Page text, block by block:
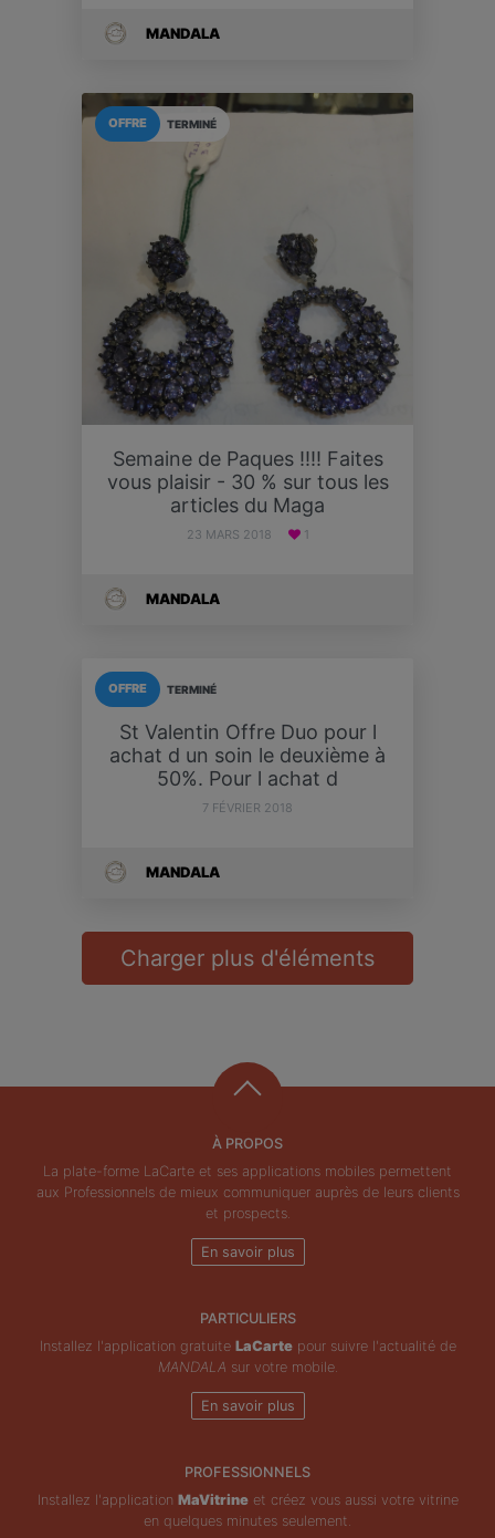
MANDALA
TERMINÉ
OFFRE
Semaine de Paques !!!! Faites
vous plaisir - 30 % sur tous les
articles du Maga
23 MARS 2018 1
MANDALA
TERMINÉ
OFFRE
St Valentin Offre Duo pour l
achat d un soin le deuxième à
50%. Pour l achat d
7 FÉVRIER 2018
MANDALA
Charger plus d'éléments
À PROPOS
La plate-forme LaCarte et ses applications mobiles permettent
aux Professionnels de mieux communiquer auprès de leurs clients
et prospects.
En savoir plus
PARTICULIERS
Installez l'application gratuite LaCartepour suivre l'actualité de
MANDALA sur votre mobile.
En savoir plus
PROFESSIONNELS
Installez l'application MaVitrineet créez vous aussi votre vitrine
en quelques minutes seulement.